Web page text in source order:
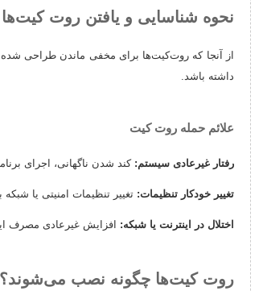
نحوه شناسایی و یافتن روت کیت‌ها
داشته باشد.
علائم حمله روت کیت
رفتار غیرعادی سیستم: کند شدن ناگهانی، اجرای
تغییر خودکار تنظیمات: تغییر تنظیمات امنیتی یا
اختلال در اینترنت یا شبکه: افزایش غیرعادی مصرف
روت کیت‌ها چگونه نصب می‌شوند؟